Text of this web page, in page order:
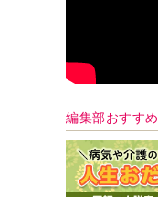
編集部おすすめ